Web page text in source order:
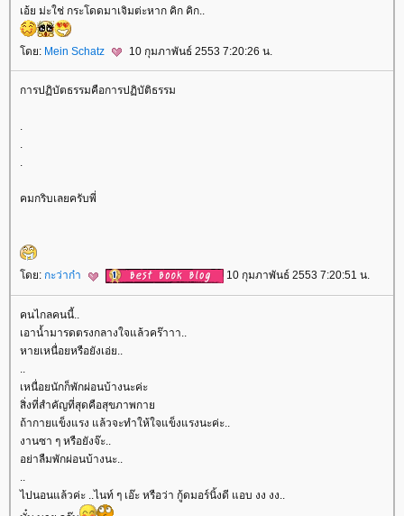
เอ้ย ม่ะใช่ กระโดดมาเจิมต่ะหาก คิก คิก..
ดย: Mein Schatz 10 กุมภาพันธ์ 2553 7:20:26 น.
การปฏิบัตธรรมคือการปฏิบัติธรรม
.
.
.
คมกริบเลยครับพี่
ดย: กะว่าก๋า 10 กุมภาพันธ์ 2553 7:20:51 น.
คนไกลคนนี้..
เอาน้ำมารดตรงกลางใจแล้วคร๊าาา..
หายเหนื่อยหรือยังเอ่ย..
เหนื่อยนักก็พักผ่อนบ้างนะค่ะ
สิ่งที่สำคัญที่สุดคือสุขภาพกา
ถ้ากายแข็งแรง แล้วจะทำให้ใจแข็งแรงนะค่ะ..
งานซา ๆ หรือยังจ๊ะ..
อย่าลืมพักผ่อนบ้างนะ..
ไปนอนแล้วค่ะ ..ไนท์ ๆ เอ๊ะ หรือว่า กู้ดมอร์นิ้งดี แอบ งง งง..